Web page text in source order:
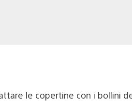
le copertine con i bollini